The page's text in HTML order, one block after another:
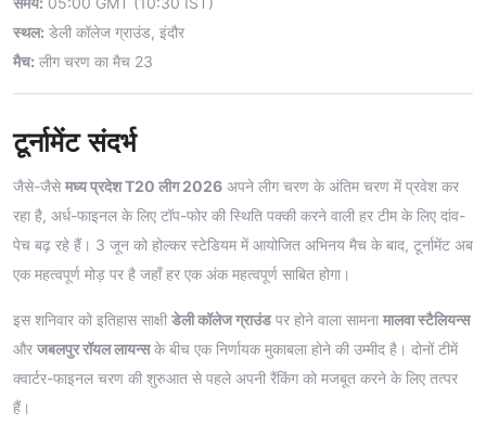
स्थल: डेली कॉलेज ग्राउंड, इंदौर
मैच: लीग चरण का मैच 23
टूर्नामेंट संदर्भ
जैसे-जैसेमध्य प्रदेश T20 लीग 2026 अपने लीग चरण के अंतिम चरण में प्रवेश कर
रहा है, अर्ध-फाइनल के लिए टॉप-फोर की स्थिति पक्की करने वाली हर टीम के लिए दांव-
पेच बढ़ रहे हैं। 3 जून को होल्कर स्टेडियम में आयोजित अभिनय मैच के बाद, टूर्नामेंट अब
एक महत्वपूर्ण मोड़ पर है जहाँ हर एक अंक महत्वपूर्ण साबित होगा।
इस शनिवार को इतिहास साक्षी डेली कॉलेज ग्राउंडपर होने वाला सामना मालवा स्टैलियन्स
और जबलपुर रॉयल लायन्सके बीच एक निर्णायक मुकाबला होने की उम्मीद है। दोनों टीमें
क्वार्टर-फाइनल चरण की शुरुआत से पहले अपनी रैंकिंग को मजबूत करने के लिए तत्पर
हैं।